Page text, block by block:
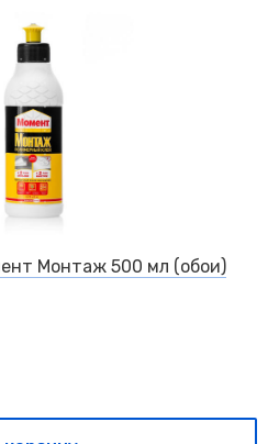
Монтаж 500 мл (обои)